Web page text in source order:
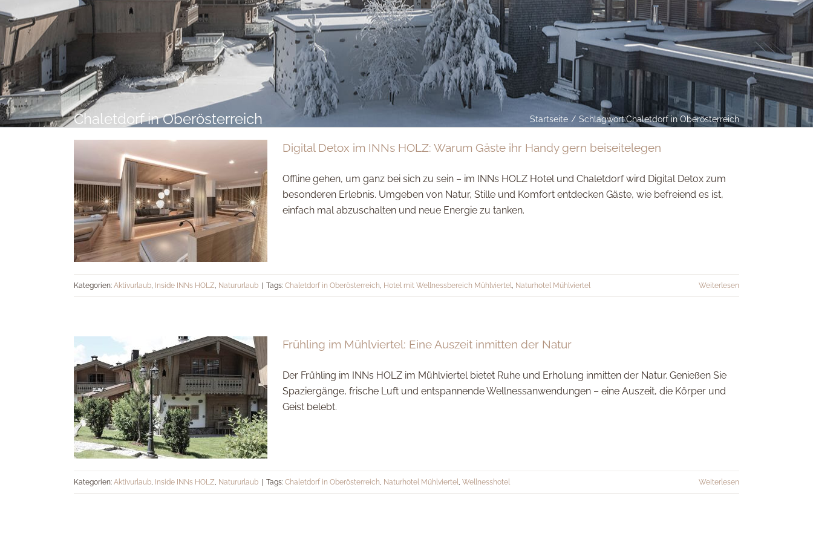
Chaletdorf in Oberösterreich Startseite Schlagwort:Chaletdorf in Oberösterreich
Digital Detox im INNs HOLZ:
Warum Gäste ihr Handy gern
beiseitelegen
Digital Detox im INNs HOLZ: Warum Gäste ihr Handy gern beiseitelegen
Offline gehen, um ganz bei sich zu sein – im INNs HOLZ Hotel und Chaletdorf wird Digital Detox zum
besonderen Erlebnis. Umgeben von Natur, Stille und Komfort entdecken Gäste, wie befreiend es ist,
einfach mal abzuschalten und neue Energie zu tanken.
Kategorien: Aktivurlaub, Inside INNs HOLZ, Natururlaub Tags: Chaletdorf in Oberösterreich, Hotel mit Wellnessbereich Mühlviertel, Naturhotel Mühlviertel Weiterlesen
Auszeit inmitten der Natur
Frühling im Mühlviertel: Eine Auszeit inmitten der Natur
Der Frühling im INNs HOLZ im Mühlviertel bietet Ruhe und Erholung inmitten der Natur. Genießen Sie
Spaziergänge, frische Luft und entspannende Wellnessanwendungen – eine Auszeit, die Körper und
Geist belebt.
Kategorien: Aktivurlaub, Inside INNs HOLZ, Natururlaub Tags: Chaletdorf in Oberösterreich, Naturhotel Mühlviertel, Wellnesshotel Weiterlesen